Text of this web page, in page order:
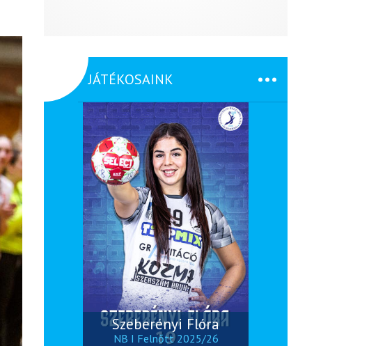
JÁTÉKOSAINK
Szeberényi Flóra
NB I Felnőtt 2025/26